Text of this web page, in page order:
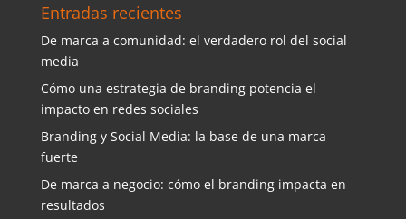
Entradas recientes
De marca a comunidad: el verdadero rol del social
media
Cómo una estrategia de branding potencia el
impacto en redes sociales
Branding y Social Media: la base de una marca
fuerte
De marca a negocio: cómo el branding impacta en
resultados